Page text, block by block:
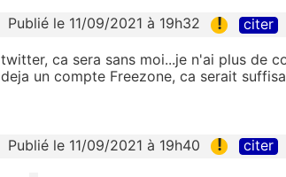
Publié le 11/09/2021 à 19h32 ! citer
twitter, ca sera sans moi...je n'ai plus de
deja un compte Freezone, ca serait
Publié le 11/09/2021 à 19h40 ! citer